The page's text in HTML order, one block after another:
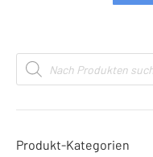
Products
search
Produkt-Kategorien